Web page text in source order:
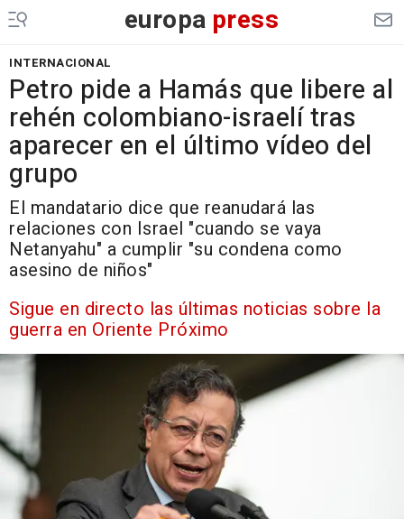
europa press
INTERNACIONAL
Petro pide a Hamás que libere al
rehén colombiano-israelí tras
aparecer en el último vídeo del
grupo
El mandatario dice que reanudará las
relaciones con Israel "cuando se vaya
Netanyahu" a cumplir "su condena como
asesino de niños"
Sigue en directo las últimas noticias sobre la
guerra en Oriente Próximo